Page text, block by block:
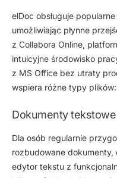
elDoc obsługuje
umożliwiając płynne
z Collabora Online,
intuicyjne środowisko
z MS Office bez utraty
wspiera różne typy plików:
Dokumenty tekstowe
Dla osób regularnie
rozbudowane dokumenty,
edytor tekstu z